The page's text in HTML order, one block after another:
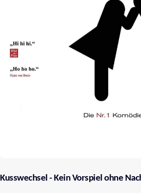
Kusswechsel - Kein Vorspiel ohne